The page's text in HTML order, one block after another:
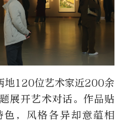
地120位艺术家近200余
展开艺术对话。作品贴
，风格各异却意蕴相